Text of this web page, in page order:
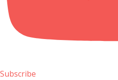
Subscribe